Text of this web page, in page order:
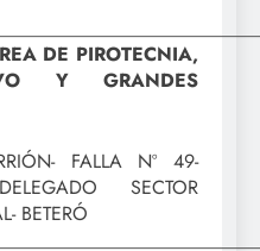
DE PIROTECNIA,
Y GRANDES
FALLA Nº 49-
SECTOR
BETERÓ